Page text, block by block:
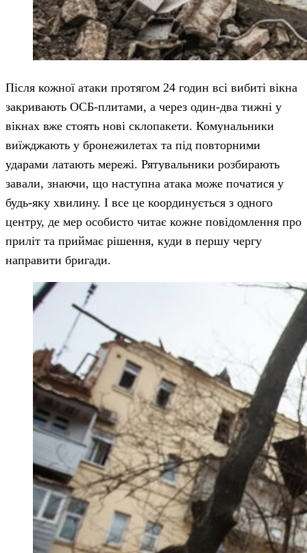
Після кожної атаки протягом 24 годин всі вибиті вікна
закривають ОСБ-плитами, а через один-два тижні у
вікнах вже стоять нові склопакети. Комунальники
виїжджають у бронежилетах та під повторними
ударами латають мережі. Рятувальники розбирають
завали, знаючи, що наступна атака може початися у
будь-яку хвилину. І все це координується з одного
центру, де мер особисто читає кожне повідомлення про
приліт та приймає рішення, куди в першу чергу
направити бригади.